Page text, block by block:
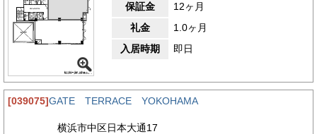
アフター5のリラックスにも最適。関内・みなとみらいエリアへ
のアクセスも良好で、商業施設やホテルも近隣に揃っています。
交通の利便性と快適な環境を兼ね備えたロケーションが、帝蚕関
内ビルの魅力をさらに引き立てています。
駅からの距離
設備
保証金
12ヶ月
礼金
1.0ヶ月
入居時期
即日
[039075]GATE TERRACE YOKOHAMA
横浜市中区日本大通17